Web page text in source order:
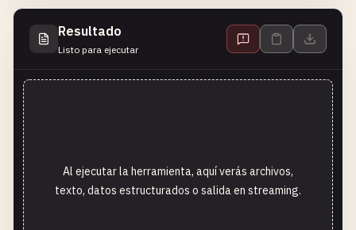
Resultado
Listo para ejecutar
Al ejecutar la herramienta, aquí verás archivos,
texto, datos estructurados o salida en streaming.